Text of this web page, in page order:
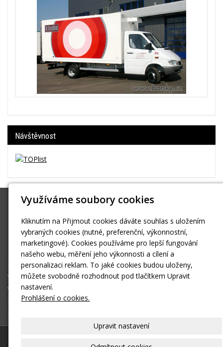
Návštěvnost
Borský
Hošťálkova 37 Praha 6 Břevnov
reklama@borsky.cz
608703570
Reklamní agentura
Včelí produkty
Vermikompostování
Kontakt
Využíváme soubory cookies
Kliknutím na Přijmout cookies dáváte souhlas s uložením
vybraných cookies (nutné, preferenční, výkonnostní,
marketingové). Cookies používáme pro lepší fungování
našeho webu, měření jeho výkonnosti a cílení a
personalizaci reklam. To jaké cookies budou uloženy,
můžete svobodně rozhodnout pod tlačítkem Upravit
nastavení.
Prohlášení o cookies.
Upravit nastavení